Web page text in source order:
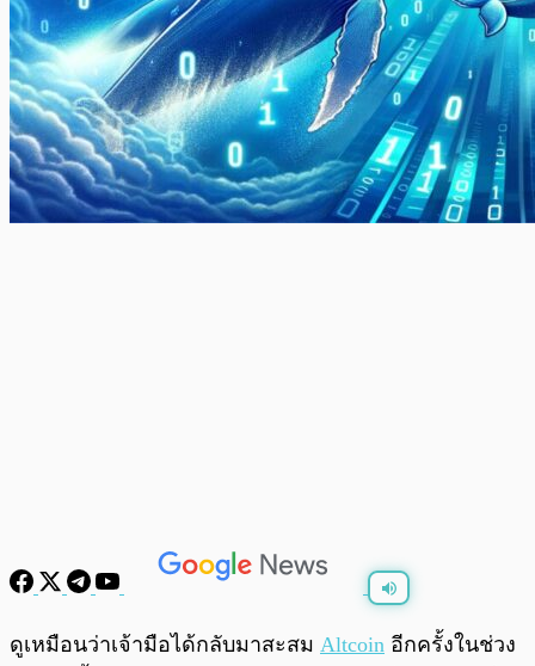
พร้อมเล่น / 0:00
ดูเหมือนว่าเจ้ามือได้กลับมาสะสม Altcoin อีกครั้งในช่วง